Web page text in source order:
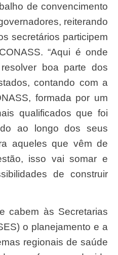
de convencimento
reiterando
secretários participem
“Aqui é onde
boa parte dos
contando com a
formada por um
qualificados que foi
ao longo dos seus
aqueles que vêm de
isso vai somar e
de construir
o planejamento e a
regionais de saúde